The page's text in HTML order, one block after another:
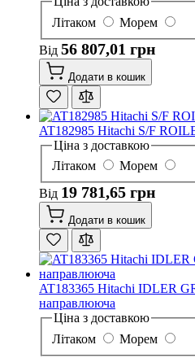
Літаком
Морем
Від 56 807,01 грн
Додати в кошик
AT182985 Hitachi S/F
Ціна з доставкою
Літаком
Морем
Від 19 781,65 грн
Додати в кошик
AT183365 Hitachi IDLER
направлююча
Ціна з доставкою
Літаком
Морем